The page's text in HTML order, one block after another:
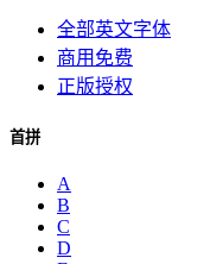
全部英文字体
商用免费
正版授权
首拼
A
B
C
D